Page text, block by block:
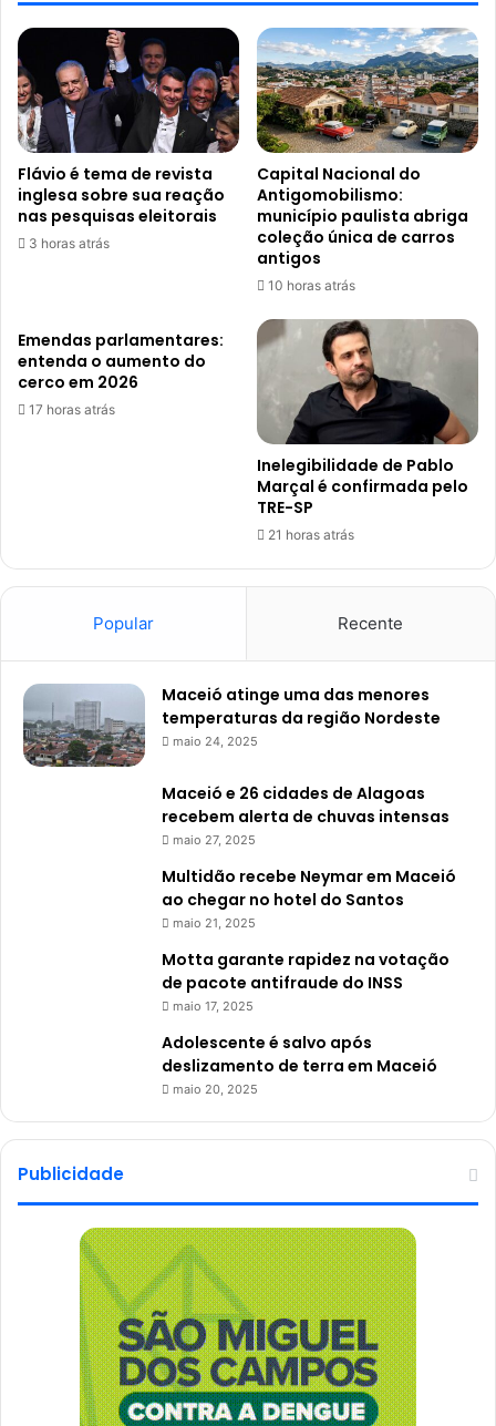
Flávio é tema de revista
inglesa sobre sua reação
nas pesquisas eleitorais
3 horas atrás
Capital Nacional do
Antigomobilismo:
município paulista abriga
coleção única de carros
antigos
10 horas atrás
Emendas parlamentares:
entenda o aumento do
cerco em 2026
17 horas atrás
Inelegibilidade de Pablo
Marçal é confirmada pelo
TRE-SP
21 horas atrás
Popular Recente
Maceió atinge uma das menores
temperaturas da região Nordeste
maio 24, 2025
Maceió e 26 cidades de Alagoas
recebem alerta de chuvas intensas
maio 27, 2025
Multidão recebe Neymar em Maceió
ao chegar no hotel do Santos
maio 21, 2025
Motta garante rapidez na votação
de pacote antifraude do INSS
maio 17, 2025
Adolescente é salvo após
deslizamento de terra em Maceió
maio 20, 2025
Publicidade